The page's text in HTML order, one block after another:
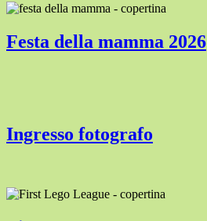
Festa della mamma 2026
Ingresso fotografo